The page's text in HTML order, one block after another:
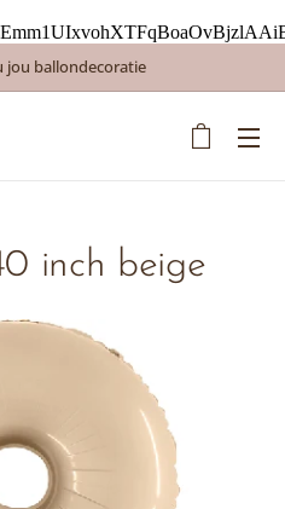
jou ballondecoratie
inch beige